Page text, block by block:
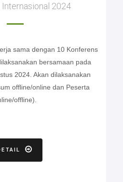
2024
sama dengan 10 Konferens
bersamaan pada
2024. Akan dilaksanakan
offline/online dan Peserta
offline).